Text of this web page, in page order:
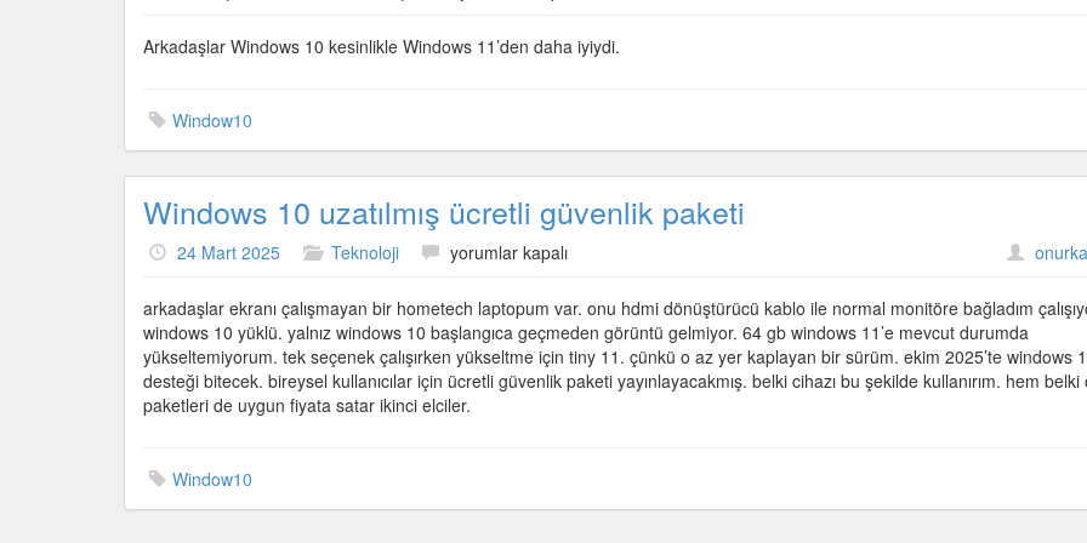
daha
Arkadaşlar Windows 10 kesinlikle Windows 11’den daha iyiydi.
Window10
Windows 10 uzatılmış ücretli güvenlik paketi
24 Mart 2025 Teknoloji
Windows
uzatılmış
ücretli
güvenlik
paketi
için
yorumlar kapalı
arkadaşlar ekranı çalışmayan bir hometech laptopum var. onu hdmi dönüştürücü kablo ile normal monitöre bağladım
windows 10 yüklü. yalnız windows 10 başlangıca geçmeden görüntü gelmiyor. 64 gb windows 11’e mevcut durumda
yükseltemiyorum. tek seçenek çalışırken yükseltme için tiny 11. çünkü o az yer kaplayan bir sürüm. ekim 2025’te windows
desteği bitecek. bireysel kullanıcılar için ücretli güvenlik paketi yayınlayacakmış. belki cihazı bu şekilde kullanırım. hem belki
paketleri de uygun fiyata satar ikinci elciler.
Window10